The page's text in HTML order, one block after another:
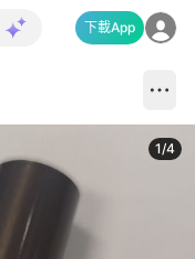
下載App
1/4